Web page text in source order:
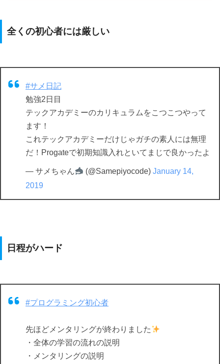
全くの初心者には厳しい
#サメ日記
勉強2日目
テックアカデミーのカリキュラムをこつこつやって
ます！
これテックアカデミーだけじゃガチの素人には無理
だ！Progateで初期知識入れといてまじで良かったよ
— サメちゃん (@Samepiyocode)January 14,
2019
日程がハード
#プログラミング初心者
先ほどメンタリングが終わりました
・全体の学習の流れの説明
・メンタリングの説明